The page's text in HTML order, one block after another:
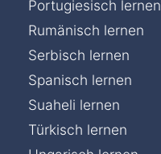
Portugiesisch lernen
Rumänisch lernen
Serbisch lernen
Spanisch lernen
Suaheli lernen
Türkisch lernen